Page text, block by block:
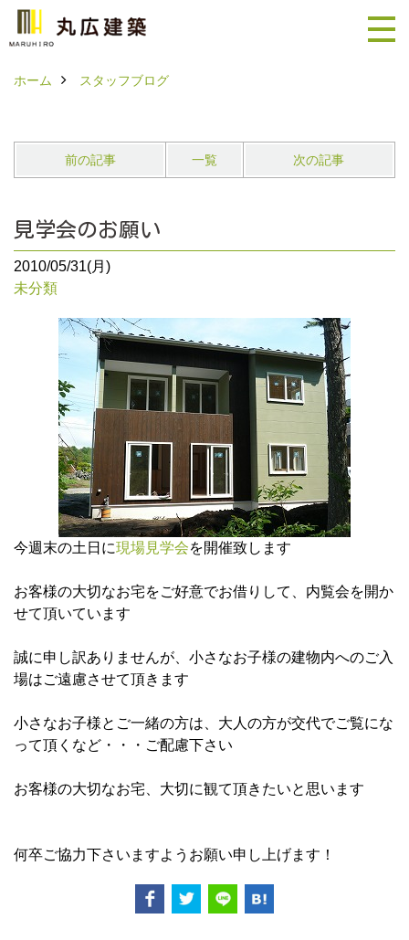
ホーム スタッフブログ
前の記事 一覧 次の記事
見学会のお願い
2010/05/31(月)
未分類
今週末の土日に現場見学会を開催致します
お客様の大切なお宅をご好意でお借りして、内覧会を開か
せて頂いています
誠に申し訳ありませんが、小さなお子様の建物内へのご入
場はご遠慮させて頂きます
小さなお子様とご一緒の方は、大人の方が交代でご覧にな
って頂くなど・・・ご配慮下さい
お客様の大切なお宅、大切に観て頂きたいと思います
何卒ご協力下さいますようお願い申し上げます！